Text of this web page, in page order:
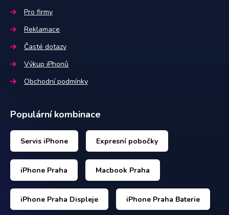
Pro firmy
Reklamace
Časté dotazy
Výkup iPhonů
Obchodní podmínky
Populární kombinace
Servis iPhone Expresní pobočky
iPhone Praha Macbook Praha
iPhone Praha Displeje iPhone Praha Baterie